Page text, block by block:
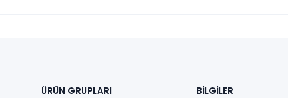
ÜRÜN GRUPLARI BİLGİLER